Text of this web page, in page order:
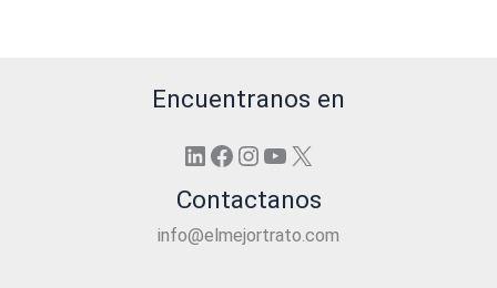
Encuentranos en
LinkedIn
Facebook
Instagram
YouTube
X
Contactanos
info@elmejortrato.com